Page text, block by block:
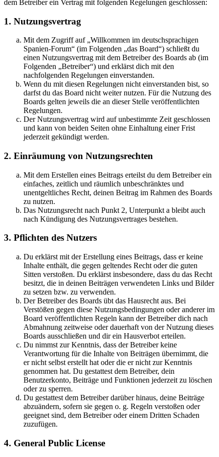
dem Betreiber ein Vertrag mit folgenden Regelungen geschlossen:
1. Nutzungsvertrag
Mit dem Zugriff auf „Willkommen im deutschsprachigen
Spanien-Forum“ (im Folgenden „das Board“) schließt du
einen Nutzungsvertrag mit dem Betreiber des Boards ab (im
Folgenden „Betreiber“) und erklärst dich mit den
nachfolgenden Regelungen einverstanden.
Wenn du mit diesen Regelungen nicht einverstanden bist, so
darfst du das Board nicht weiter nutzen. Für die Nutzung des
Boards gelten jeweils die an dieser Stelle veröffentlichten
Regelungen.
Der Nutzungsvertrag wird auf unbestimmte Zeit geschlossen
und kann von beiden Seiten ohne Einhaltung einer Frist
jederzeit gekündigt werden.
2. Einräumung von Nutzungsrechten
Mit dem Erstellen eines Beitrags erteilst du dem Betreiber ein
einfaches, zeitlich und räumlich unbeschränktes und
unentgeltliches Recht, deinen Beitrag im Rahmen des Boards
zu nutzen.
Das Nutzungsrecht nach Punkt 2, Unterpunkt a bleibt auch
nach Kündigung des Nutzungsvertrages bestehen.
3. Pflichten des Nutzers
Du erklärst mit der Erstellung eines Beitrags, dass er keine
Inhalte enthält, die gegen geltendes Recht oder die guten
Sitten verstoßen. Du erklärst insbesondere, dass du das Recht
besitzt, die in deinen Beiträgen verwendeten Links und Bilder
zu setzen bzw. zu verwenden.
Der Betreiber des Boards übt das Hausrecht aus. Bei
Verstößen gegen diese Nutzungsbedingungen oder anderer im
Board veröffentlichten Regeln kann der Betreiber dich nach
Abmahnung zeitweise oder dauerhaft von der Nutzung dieses
Boards ausschließen und dir ein Hausverbot erteilen.
Du nimmst zur Kenntnis, dass der Betreiber keine
Verantwortung für die Inhalte von Beiträgen übernimmt, die
er nicht selbst erstellt hat oder die er nicht zur Kenntnis
genommen hat. Du gestattest dem Betreiber, dein
Benutzerkonto, Beiträge und Funktionen jederzeit zu löschen
oder zu sperren.
Du gestattest dem Betreiber darüber hinaus, deine Beiträge
abzuändern, sofern sie gegen o. g. Regeln verstoßen oder
geeignet sind, dem Betreiber oder einem Dritten Schaden
zuzufügen.
4. General Public License